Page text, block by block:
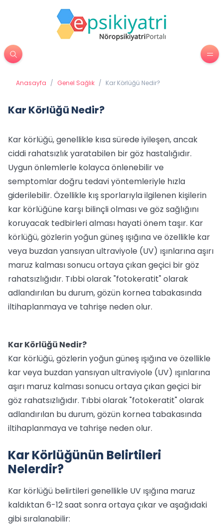
Anasayfa / Genel Sağlık / Kar Körlüğü Nedir?
Kar Körlüğü Nedir?
Kar körlüğü, genellikle kısa sürede iyileşen, ancak
ciddi rahatsızlık yaratabilen bir göz hastalığıdır.
Uygun önlemlerle kolayca önlenebilir ve
semptomlar doğru tedavi yöntemleriyle hızla
giderilebilir. Özellikle kış sporlarıyla ilgilenen kişilerin
kar körlüğüne karşı bilinçli olması ve göz sağlığını
koruyacak tedbirleri alması hayati önem taşır. Kar
körlüğü, gözlerin yoğun güneş ışığına ve özellikle kar
veya buzdan yansıyan ultraviyole (UV) ışınlarına aşırı
maruz kalması sonucu ortaya çıkan geçici bir göz
rahatsızlığıdır. Tıbbi olarak "fotokeratit" olarak
adlandırılan bu durum, gözün kornea tabakasında
iltihaplanmaya ve tahrişe neden olur.
Kar Körlüğü Nedir?
Kar körlüğü, gözlerin yoğun güneş ışığına ve özellikle
kar veya buzdan yansıyan ultraviyole (UV) ışınlarına
aşırı maruz kalması sonucu ortaya çıkan geçici bir
göz rahatsızlığıdır. Tıbbi olarak "fotokeratit" olarak
adlandırılan bu durum, gözün kornea tabakasında
iltihaplanmaya ve tahrişe neden olur.
Kar Körlüğünün Belirtileri
Nelerdir?
Kar körlüğü belirtileri genellikle UV ışığına maruz
kaldıktan 6-12 saat sonra ortaya çıkar ve aşağıdaki
gibi sıralanabilir: